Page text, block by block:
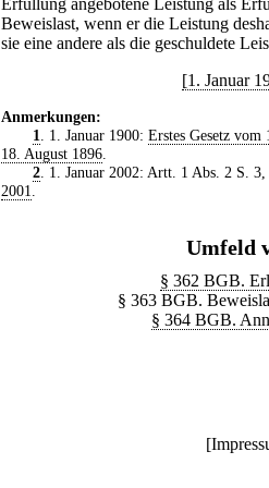
Erfüllung angebotene Leistung als
Beweislast, wenn er die Leistung
sie eine andere als die geschuldete
[1. Januar
Anmerkungen:
1
. 1. Januar 1900: Erstes Gesetz vom
18. August 1896
2. 1. Januar 2002: Artt. 1 Abs. 2 S. 3,
2001
Umfeld
§ 362 BGB.
§ 363 BGB.
§ 364 BGB.
[